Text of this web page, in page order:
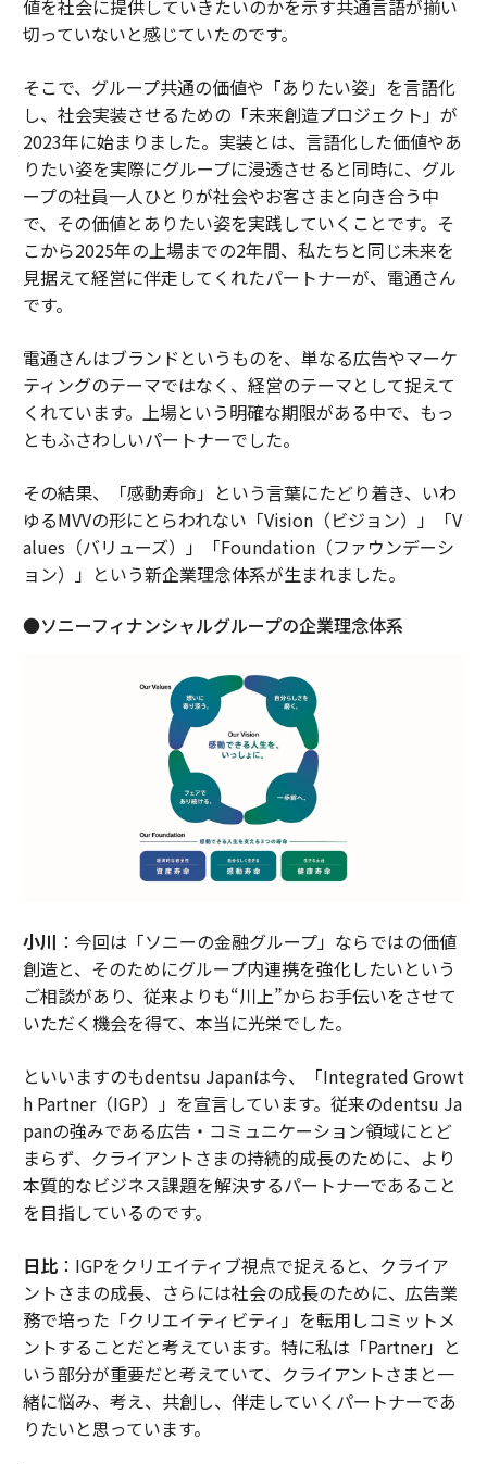
値を社会に提供していきたいのかを示す共通言語が揃い
切っていないと感じていたのです。
そこで、グループ共通の価値や「ありたい姿」を言語化
し、社会実装させるための「未来創造プロジェクト」が
2023年に始まりました。実装とは、言語化した価値やあ
りたい姿を実際にグループに浸透させると同時に、グル
ープの社員一人ひとりが社会やお客さまと向き合う中
で、その価値とありたい姿を実践していくことです。そ
こから2025年の上場までの2年間、私たちと同じ未来を
見据えて経営に伴走してくれたパートナーが、電通さん
です。
電通さんはブランドというものを、単なる広告やマーケ
ティングのテーマではなく、経営のテーマとして捉えて
くれています。上場という明確な期限がある中で、もっ
ともふさわしいパートナーでした。
その結果、「感動寿命」という言葉にたどり着き、いわ
ゆるMVVの形にとらわれない「Vision（ビジョン）」「V
alues（バリューズ）」「Foundation（ファウンデーシ
ョン）」という新企業理念体系が生まれました。
●ソニーフィナンシャルグループの企業理念体系
小川 ：今回は「ソニーの金融グループ」ならではの価値
創造と、そのためにグループ内連携を強化したいという
ご相談があり、従来よりも“川上”からお手伝いをさせて
いただく機会を得て、本当に光栄でした。
といいますのもdentsu Japanは今、「Integrated Growt
h Partner（IGP）」を宣言しています。従来のdentsu Ja
panの強みである広告・コミュニケーション領域にとど
まらず、クライアントさまの持続的成長のために、より
本質的なビジネス課題を解決するパートナーであること
を目指しているのです。
日比：IGPをクリエイティブ視点で捉えると、クライア
ントさまの成長、さらには社会の成長のために、広告業
務で培った「クリエイティビティ」を転用しコミットメ
ントすることだと考えています。特に私は「Partner」と
いう部分が重要だと考えていて、クライアントさまと一
緒に悩み、考え、共創し、伴走していくパートナーであ
りたいと思っています。